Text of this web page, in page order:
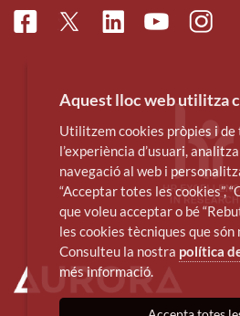
FacebookTwitterLinkedinYoutube
Aquest lloc web utilitza
Utilitzem cookies pròpies i
l’experiència d’usuari,
navegació al web i
“Acceptar totes les cookies”,
que voleu acceptar o bé
les cookies tècniques que són
Consulteu la nostra política
més informació.